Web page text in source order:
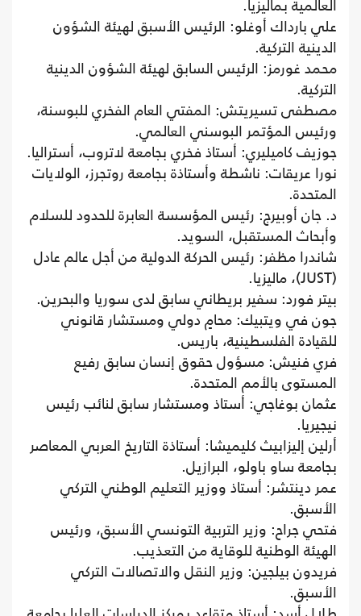
العالمية بماليزيا.
علي بارداك أوغلو: الرئيس الأسبق لهيئة الشؤون
الدينية التركية.
محمد غورمز: الرئيس السابق لهيئة الشؤون الدينية
التركية.
مصطفى تسيريتش: المفتي العام الفخري للبوسنة،
ورئيس المؤتمر البوسني العالمي.
جوزيف كاميليري: أستاذ فخري بجامعة لاتروب، أستراليا.
نورا عريقات: ناشطة وأستاذة بجامعة روتجرز، الولايات
المتحدة.
د. جان أوبيرج: رئيس المؤسسة العابرة للحدود للسلام
وأبحاث المستقبل، السويد.
شاندرا مظفر: رئيس الحركة الدولية من أجل عالم عادل
(JUST)، ماليزيا.
بيتر فورد: سفير بريطاني سابق لدى سوريا والبحرين.
جون في ويتبيك: محامٍ دولي ومستشار قانوني
للقيادة الفلسطينية، باريس.
فري فنيش: مسؤول حقوق إنسان سابق رفيع
المستوى بالأمم المتحدة.
عثمان بوغاجي: أستاذ ومستشار سابق لنائب رئيس
نيجيريا.
أرلين إليزابيث كليميشا: أستاذة التاريخ العربي المعاصر
بجامعة ساو باولو، البرازيل.
عمر دينتشر: أستاذ ووزير التعليم الوطني التركي
الأسبق.
فتحي جراح: وزير التربية التونسي الأسبق، ورئيس
الهيئة الوطنية للوقاية من التعذيب.
فريدون بيلجين: وزير النقل والاتصالات التركي
الأسبق.